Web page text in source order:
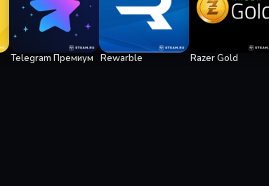
Telegram Премиум Rewarble Razer Gold